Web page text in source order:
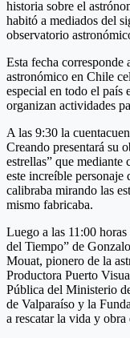
historia sobre el
habitó a mediados del
observatorio
Esta fecha
astronómico en Chile
especial en todo el país
organizan actividades
A las 9:30 la
Creando presentará su
estrellas” que
este increíble
calibraba mirando las
mismo fabricaba.
Luego a las 11:00
del Tiempo” de
Mouat, pionero de la
Productora Puerto
Pública del Ministerio
de Valparaíso y la
a rescatar la vida y obra